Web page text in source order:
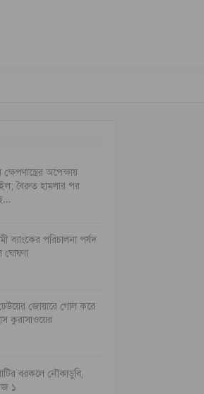
ক্ষেপণাস্ত্রের অপেক্ষায়
বৈরুত হামলার পর
ব্যাংকের পরিচালনা পর্ষদ
ঘোষণা
জোয়ারে গোল করে
কুরাসাওয়ের
বরকলে নৌকাডুবি,
১